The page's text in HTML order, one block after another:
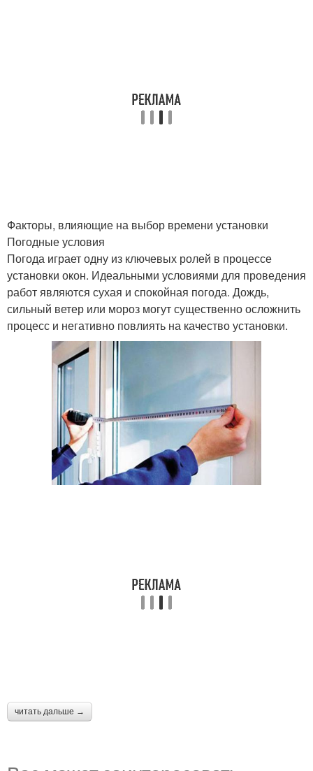
Факторы, влияющие на выбор времени установки
Погодные условия
Погода играет одну из ключевых ролей в процессе
установки окон. Идеальными условиями для проведения
работ являются сухая и спокойная погода. Дождь,
сильный ветер или мороз могут существенно осложнить
процесс и негативно повлиять на качество установки.
читать дальше →